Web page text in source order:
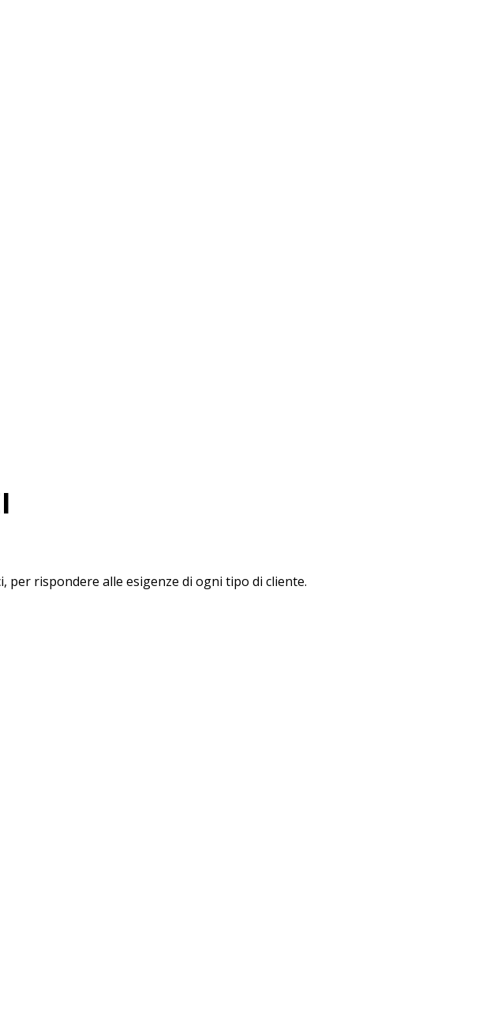
rispondere alle esigenze di ogni tipo di cliente.